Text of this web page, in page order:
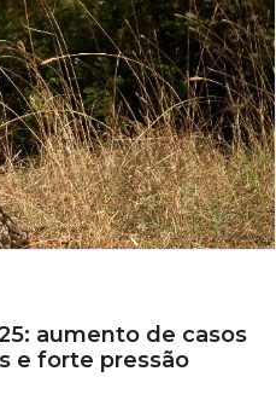
aumento de casos
e forte pressão